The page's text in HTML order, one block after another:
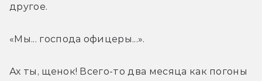
другое.
«Мы... господа офицеры...».
Ах ты, щенок! Всего-то два месяца как погоны